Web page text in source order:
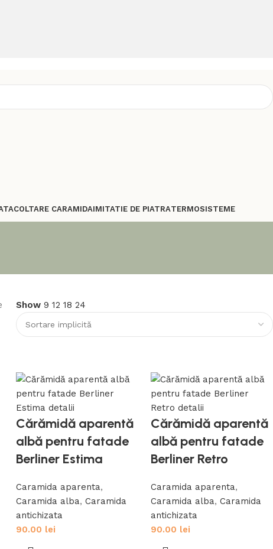
COLTARE CARAMIDAIMITATIE DE PIATRATERMOSISTEME
Show9121824
Cărămidă aparentă
albă pentru fatade
Berliner Estima
Caramida aparenta,
Caramida alba,Caramida
antichizata
90.00 lei
Cărămidă aparentă
albă pentru fatade
Berliner Retro
Caramida aparenta,
Caramida alba, Caramida
antichizata
90.00 lei